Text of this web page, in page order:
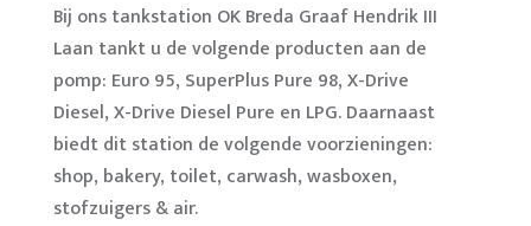
Bij ons tankstation OK Breda Graaf Hendrik III
Laan tankt u de volgende producten aan de
pomp: Euro 95, SuperPlus Pure 98, X-Drive
Diesel, X-Drive Diesel Pure en LPG. Daarnaast
biedt dit station de volgende voorzieningen:
shop, bakery, toilet, carwash, wasboxen,
stofzuigers & air.